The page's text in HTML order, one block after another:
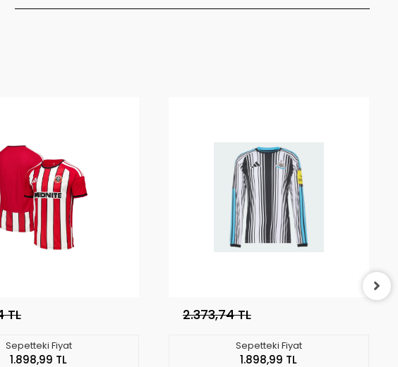
TL
Sepetteki Fiyat
1.898,99 TL
2.373,74 TL
Sepetteki Fiyat
1.898,99 TL